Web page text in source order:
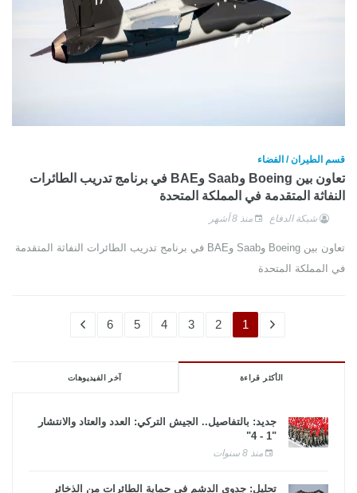
قسم الطيران / الفضاء
تعاون بين Boeing وSaab وBAE في برنامج تدريب الطائرات
النفاثة المتقدمة في المملكة المتحدة
شبكة الدفاع منذ 8 أشهر
تعاون بين Boeing وSaab وBAE في برنامج تدريب الطائرات النفاثة المتقدمة
في المملكة المتحدة
1
2
3
4
5
6
الأكثر قراءة آخر الفيديوهات
جديد: بالتفاصيل.. الجيش التركي: العدد والعتاد والانتشار
"1 - 4"
منذ 8 سنوات
تحليل: جدوى الدشم فى حماية الطائرات من الذخائر